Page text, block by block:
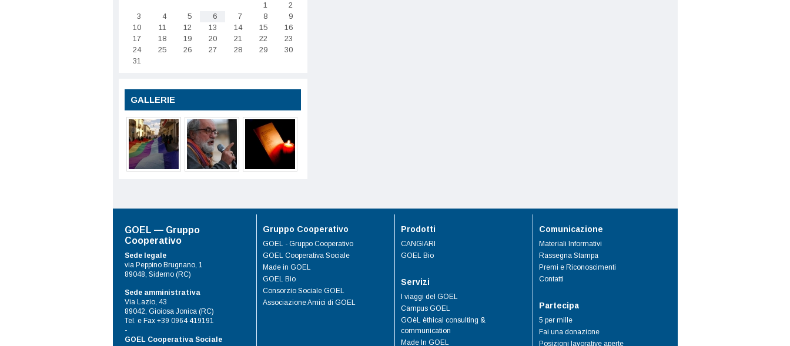
1
2
3
4 5 6 7 8
9
10
11 12 13 14 15
16
17
18 19 20 21 22
23
24
25 26 27 28 29
30
31
GALLERIE
GOEL — Gruppo
Cooperativo
Sede legale
via Peppino Brugnano, 1
89048, Siderno (RC)
Sede amministrativa
Via Lazio, 43
89042, Gioiosa Jonica (RC)
Tel. e Fax +39 0964 419191
-
GOEL Cooperativa Sociale
Gruppo Cooperativo
GOEL - Gruppo Cooperativo
GOEL Cooperativa Sociale
Made in GOEL
GOEL Bio
Consorzio Sociale GOEL
Associazione Amici di GOEL
Prodotti
CANGIARI
GOEL Bio
Servizi
I viaggi del GOEL
Campus GOEL
GOèL èthical consulting &
communication
Made In GOEL
Comunicazione
Materiali Informativi
Rassegna Stampa
Premi e Riconoscimenti
Contatti
Partecipa
5 per mille
Fai una donazione
Posizioni lavorative aperte